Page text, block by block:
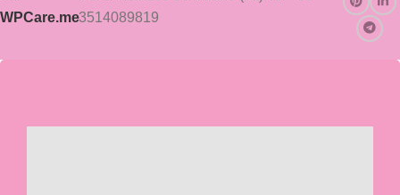
WPCare.me3514089819